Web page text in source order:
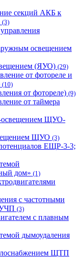
секций АКБ к
(3)
освещением
(ЯУО) (29)
от фотореле и
(10)
от фотореле) (9)
от таймера
освещением ЩУО-
ЩУО (3)
ЕЩР-3-3;
дом» (1)
с частотными
(3)
с плавным
дымоудаления
ЩТП